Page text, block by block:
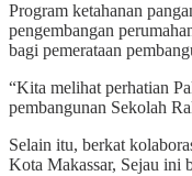
Program ketahanan
pengembangan
bagi pemerataan
“Kita melihat perhatian
pembangunan Sekolah
Selain itu, berkat
Kota Makassar, Sejau ini